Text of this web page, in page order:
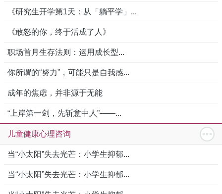
《研究生开学第1天：从「躺平学」...
《敢怒的你，终于活成了人》
职场首月生存法则：运用成长型...
你所谓的“努力”，可能只是自我感...
成年的焦虑，并非源于无能
“上岸第一剑，先斩意中人”——...
儿童健康心理咨询
当“小太阳”失去光芒：小学生抑郁...
当“小太阳”失去光芒：小学生抑郁...